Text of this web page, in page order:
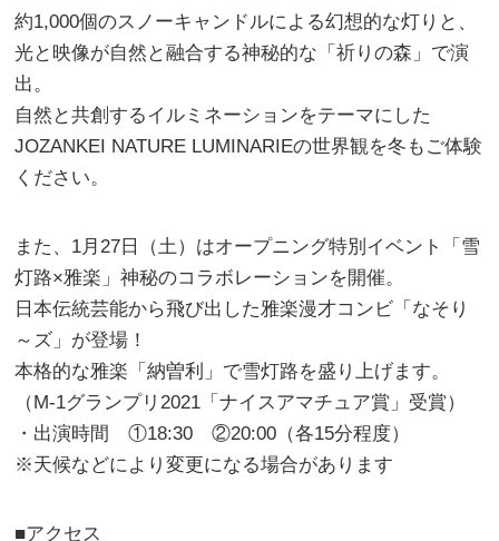
約1,000個のスノーキャンドルによる幻想的な灯りと、
光と映像が自然と融合する神秘的な「祈りの森」で演
出。
自然と共創するイルミネーションをテーマにした
JOZANKEI NATURE LUMINARIEの世界観を冬もご体験
ください。
また、1月27日（土）はオープニング特別イベント「雪
灯路×雅楽」神秘のコラボレーションを開催。
日本伝統芸能から飛び出した雅楽漫才コンビ「なそり
～ズ」が登場！
本格的な雅楽「納曽利」で雪灯路を盛り上げます。
（M-1グランプリ2021「ナイスアマチュア賞」受賞）
・出演時間 ①18:30 ②20:00（各15分程度）
※天候などにより変更になる場合があります
■アクセス